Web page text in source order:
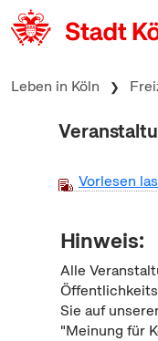
zum Inhalt springen
Leben in Köln
Vorlesen
Hinweis:
Alle
Sie auf
"Meinung für